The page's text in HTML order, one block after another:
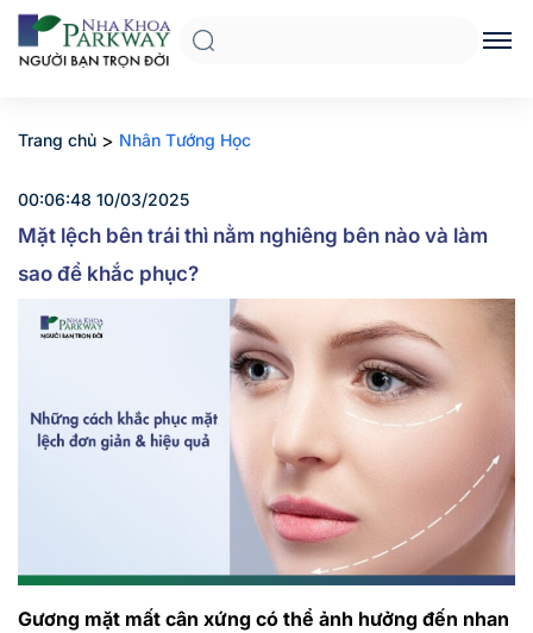
Trang chủ > Nhân Tướng Học
00:06:48 10/03/2025
Mặt lệch bên trái thì nằm nghiêng bên nào và làm
sao để khắc phục?
Gương mặt mất cân xứng có thể ảnh hưởng đến nhan